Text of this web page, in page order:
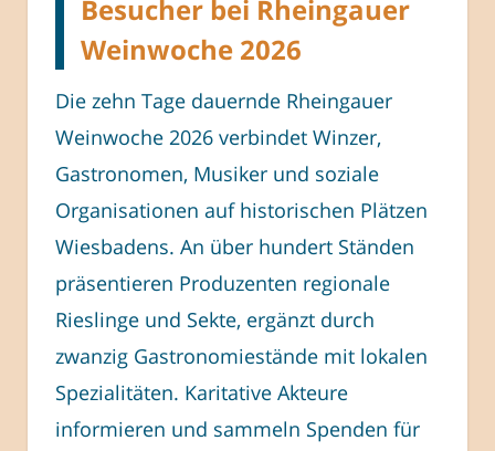
Besucher bei Rheingauer
Weinwoche 2026
Die zehn Tage dauernde Rheingauer
Weinwoche 2026 verbindet Winzer,
Gastronomen, Musiker und soziale
Organisationen auf historischen Plätzen
Wiesbadens. An über hundert Ständen
präsentieren Produzenten regionale
Rieslinge und Sekte, ergänzt durch
zwanzig Gastronomiestände mit lokalen
Spezialitäten. Karitative Akteure
informieren und sammeln Spenden für